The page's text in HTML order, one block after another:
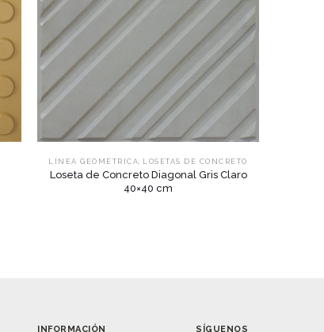
LÍNEA GEOMÉTRICA, LOSETAS DE CONCRETO
Loseta de Concreto Diagonal Gris Claro
40×40 cm
INFORMACIÓN SÍGUENOS